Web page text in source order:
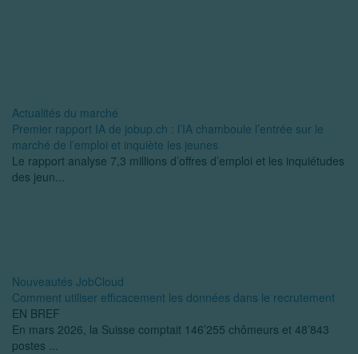
Actualités du marché
Premier rapport IA de jobup.ch : l’IA chamboule l’entrée sur le
marché de l’emploi et inquiète les jeunes
Le rapport analyse 7,3 millions d’offres d’emploi et les inquiétudes
des jeun...
Nouveautés JobCloud
Comment utiliser efficacement les données dans le recrutement
EN BREF
En mars 2026, la Suisse comptait 146’255 chômeurs et 48’843
postes ...